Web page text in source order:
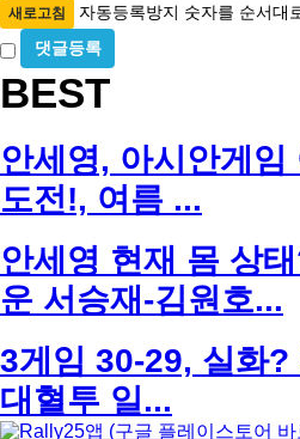
록
방
지
새로고침 자동등록방지 숫자를 순서대
비
밀
글
사
BEST
안세영, 아시안게임
도전!, 여름 ...
안세영 현재 몸 상
운 서승재-김원호...
3게임 30-29, 실화?
대혈투 일...